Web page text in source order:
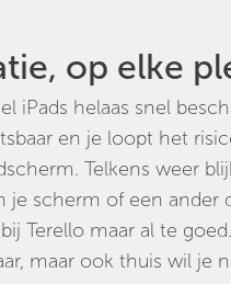
op elke
iPads helaas snel
en je loopt het
Telkens weer
je scherm of een ander
Terello maar al te
maar ook thuis wil je